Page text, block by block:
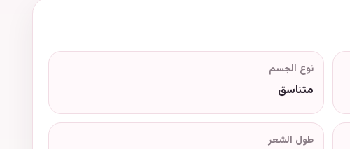
نوع الجسم
متناسق
طول الشعر